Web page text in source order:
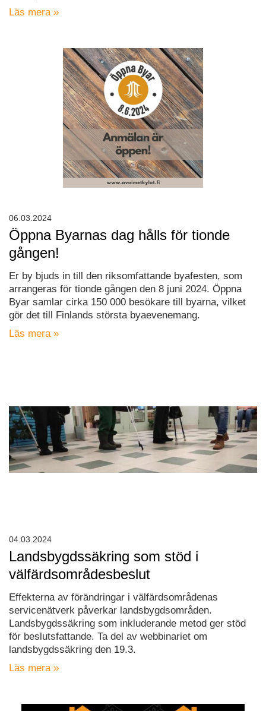
Läs mera »
Öppna Byarnas dag hålls för tionde
gången!
Er by bjuds in till den riksomfattande byafesten, som
arrangeras för tionde gången den 8 juni 2024. Öppna
Byar samlar cirka 150 000 besökare till byarna, vilket
gör det till Finlands största byaevenemang.
Läs mera »
06.03.2024
Landsbygdssäkring som stöd i
välfärdsområdesbeslut
Effekterna av förändringar i välfärdsområdenas
servicenätverk påverkar landsbygdsområden.
Landsbygdssäkring som inkluderande metod ger stöd
för beslutsfattande. Ta del av webbinariet om
landsbygdssäkring den 19.3.
Läs mera »
04.03.2024